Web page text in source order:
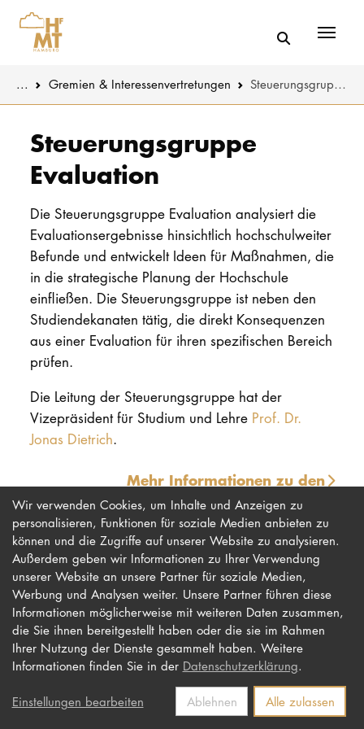
... Gremien & Interessenvertretungen Steuerungs­gruppe Evaluation
Steuerungsgruppe
Evaluation
Die Steuerungsgruppe Evaluation analysiert die
Evaluationsergebnisse hinsichtlich hochschulweiter
Befunde und entwickelt Ideen für Maßnahmen, die
in die strategische Planung der Hochschule
einfließen. Die Steuerungsgruppe ist neben den
Studiendekanaten tätig, die direkt Konsequenzen
aus einer Evaluation für ihren spezifischen Bereich
prüfen.
Die Leitung der Steuerungsgruppe hat der
Vizepräsident für Studium und Lehre Prof. Dr.
Jonas Dietrich.
Mehr Informationen zu den
Evaluationen der Hochschule
Impressum
Datenschutz
Kontakt
Newsletter
Barrierefreiheit
Wir verwenden Cookies, um Inhalte und Anzeigen zu
personalisieren, Funktionen für soziale Medien anbieten zu
können und die Zugriffe auf unserer Website zu analysieren.
Außerdem geben wir Informationen zu Ihrer Verwendung
unserer Website an unsere Partner für soziale Medien,
Werbung und Analysen weiter. Unsere Partner führen diese
Informationen möglicherweise mit weiteren Daten zusammen,
die Sie ihnen bereitgestellt haben oder die sie im Rahmen
Ihrer Nutzung der Dienste gesammelt haben. Weitere
Informationen finden Sie in der Datenschutzerklärung.
Einstellungen bearbeiten Ablehnen Alle zulassen
KULTUR-
myCampus
Online-
Organisation
Service